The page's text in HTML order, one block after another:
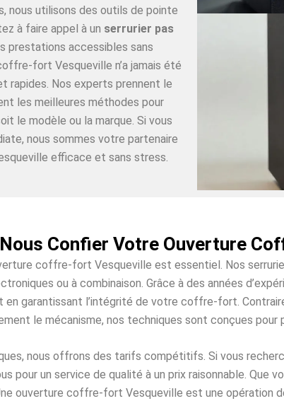
nous utilisons des outils de pointe
à faire appel à un serrurier pas
prestations accessibles sans
fort Vesqueville n’a jamais été
rapides. Nos experts prennent le
les meilleures méthodes pour
le modèle ou la marque. Si vous
nous sommes votre partenaire
efficace et sans stress.
Confier Votre Ouverture
coffre-fort Vesqueville est essentiel. Nos
ou à combinaison. Grâce à des années
garantissant l’intégrité de votre coffre-fort.
le mécanisme, nos techniques sont conçues pour
nous offrons des tarifs compétitifs. Si vous
pour un service de qualité à un prix raisonnable. Que
ouverture coffre-fort Vesqueville est une opération